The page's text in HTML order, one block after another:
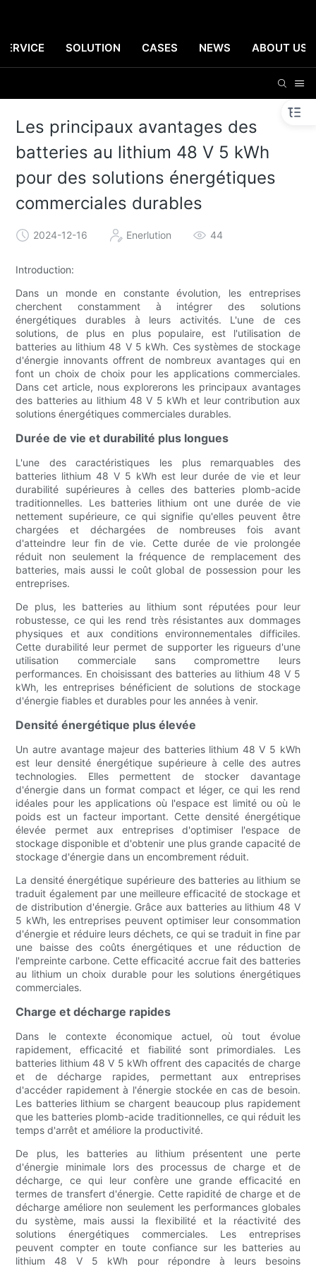
SERVICE SOLUTION CASES NEWS ABOUT US
Les principaux avantages des
batteries au lithium 48 V 5 kWh
pour des solutions énergétiques
commerciales durables
2024-12-16 Enerlution 44
Introduction:
Dans un monde en constante évolution, les entreprises
cherchent constamment à intégrer des solutions
énergétiques durables à leurs activités. L'une de ces
solutions, de plus en plus populaire, est l'utilisation de
batteries au lithium 48 V 5 kWh. Ces systèmes de stockage
d'énergie innovants offrent de nombreux avantages qui en
font un choix de choix pour les applications commerciales.
Dans cet article, nous explorerons les principaux avantages
des batteries au lithium 48 V 5 kWh et leur contribution aux
solutions énergétiques commerciales durables.
Durée de vie et durabilité plus longues
L'une des caractéristiques les plus remarquables des
batteries lithium 48 V 5 kWh est leur durée de vie et leur
durabilité supérieures à celles des batteries plomb-acide
traditionnelles. Les batteries lithium ont une durée de vie
nettement supérieure, ce qui signifie qu'elles peuvent être
chargées et déchargées de nombreuses fois avant
d'atteindre leur fin de vie. Cette durée de vie prolongée
réduit non seulement la fréquence de remplacement des
batteries, mais aussi le coût global de possession pour les
entreprises.
De plus, les batteries au lithium sont réputées pour leur
robustesse, ce qui les rend très résistantes aux dommages
physiques et aux conditions environnementales difficiles.
Cette durabilité leur permet de supporter les rigueurs d'une
utilisation commerciale sans compromettre leurs
performances. En choisissant des batteries au lithium 48 V 5
kWh, les entreprises bénéficient de solutions de stockage
d'énergie fiables et durables pour les années à venir.
Densité énergétique plus élevée
Un autre avantage majeur des batteries lithium 48 V 5 kWh
est leur densité énergétique supérieure à celle des autres
technologies. Elles permettent de stocker davantage
d'énergie dans un format compact et léger, ce qui les rend
idéales pour les applications où l'espace est limité ou où le
poids est un facteur important. Cette densité énergétique
élevée permet aux entreprises d'optimiser l'espace de
stockage disponible et d'obtenir une plus grande capacité de
stockage d'énergie dans un encombrement réduit.
La densité énergétique supérieure des batteries au lithium se
traduit également par une meilleure efficacité de stockage et
de distribution d'énergie. Grâce aux batteries au lithium 48 V
5 kWh, les entreprises peuvent optimiser leur consommation
d'énergie et réduire leurs déchets, ce qui se traduit in fine par
une baisse des coûts énergétiques et une réduction de
l'empreinte carbone. Cette efficacité accrue fait des batteries
au lithium un choix durable pour les solutions énergétiques
commerciales.
Charge et décharge rapides
Dans le contexte économique actuel, où tout évolue
rapidement, efficacité et fiabilité sont primordiales. Les
batteries lithium 48 V 5 kWh offrent des capacités de charge
et de décharge rapides, permettant aux entreprises
d'accéder rapidement à l'énergie stockée en cas de besoin.
Les batteries lithium se chargent beaucoup plus rapidement
que les batteries plomb-acide traditionnelles, ce qui réduit les
temps d'arrêt et améliore la productivité.
De plus, les batteries au lithium présentent une perte
d'énergie minimale lors des processus de charge et de
décharge, ce qui leur confère une grande efficacité en
termes de transfert d'énergie. Cette rapidité de charge et de
décharge améliore non seulement les performances globales
du système, mais aussi la flexibilité et la réactivité des
solutions énergétiques commerciales. Les entreprises
peuvent compter en toute confiance sur les batteries au
lithium 48 V 5 kWh pour répondre à leurs besoins